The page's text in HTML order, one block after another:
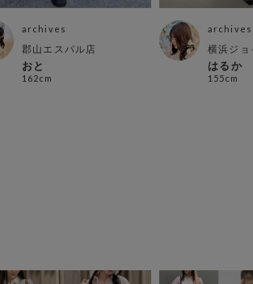
archives
郡山エスパル店
おと
162cm
archives
横浜ジ
はるか
155cm